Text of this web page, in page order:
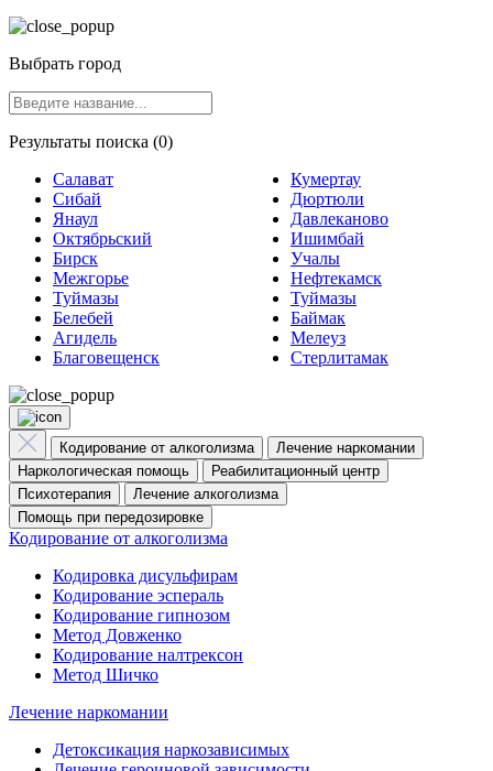
Выбрать город
Результаты поиска (0)
Салават
Кумертау
Сибай
Дюртюли
Янаул
Давлеканово
Октябрьский
Ишимбай
Бирск
Учалы
Межгорье
Нефтекамск
Туймазы
Туймазы
Белебей
Баймак
Агидель
Мелеуз
Благовещенск
Стерлитамак
Кодирование от алкоголизма
Лечение наркомании
Наркологическая помощь
Реабилитационный центр
Психотерапия
Лечение алкоголизма
Помощь при передозировке
Кодирование от алкоголизма
Кодировка дисульфирам
Кодирование эспераль
Кодирование гипнозом
Метод Довженко
Кодирование налтрексон
Метод Шичко
Лечение наркомании
Детоксикация наркозависимых